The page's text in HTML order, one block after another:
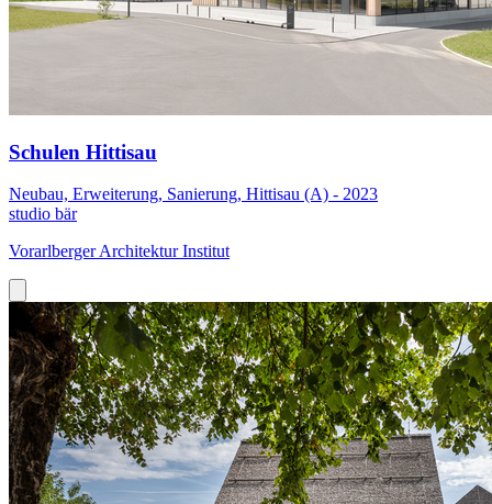
Schulen Hittisau
Neubau, Erweiterung, Sanierung, Hittisau (A) - 2023
studio bär
Vorarlberger Architektur Institut